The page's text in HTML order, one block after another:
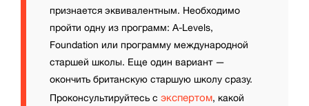
признается эквивалентным. Необходимо
пройти одну из программ: A-Levels,
Foundation или программу международной
старшей школы. Еще один вариант —
окончить британскую старшую школу сразу.
Проконсультируйтесь с экспертом, какой